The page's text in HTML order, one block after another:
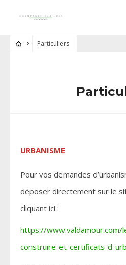
Particuliers
URBANISME
Pour vos demandes
déposer directement sur le
cliquant ici :
https://www.valdamour.com/
construire-et-certificats-d-